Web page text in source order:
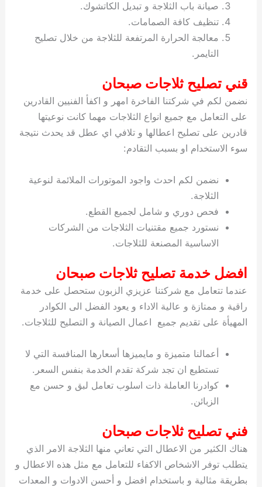
صيانة باب الثلاجة و تبديل الكاتشوك.
تنظيف كافة الصمامات.
معالجة الحرارة المرتفعة للثلاجة من خلال تصليح
التايمر.
قني تصليح ثلاجات صبحان
نضمن لكم في شركتنا الفاخرة امهر و اكفأ الفنيين القادرين
على التعامل مع جميع انواع الثلاجات مهما كانت نوعيتها
قادرين على تصليح اعطالها و تلافي اي عطل قد يحدث نتيجة
سوء الاستخدام او بسبب التقادم:
نضمن لكم احدث واجود الموتورات الملائمة لنوعية
الثلاجة.
فحص دوري و شامل لجميع القطع.
نستورد جميع مقتنيات الثلاجات من الشركات
الاساسية المصنعة للثلاجات.
افضل خدمة تصليح ثلاجات صبحان
عندما تتعامل مع شركتنا عزيزي الزبون ستحصل على خدمة
راقية و ممتازة و عالية الاداء و يعود الفضل الى الكوادر
المهيأة على تقديم جميع اعمال الصيانة و التصليح للثلاجات.
أعمالنا متميزة و مايميزها أسعارها المنافسة التي لا
تستطيع ان تجد شركة تقدم الخدمة بنفس السعر.
كوادرنا العاملة ذات اسلوب تعامل لبق و حسن مع
الزبائن.
فني تصليح ثلاجات صبحان
هناك الكثير من الاعطال التي تعاني منها الثلاجة الامر الذي
يتطلب توفر الاشخاص الاكفاء للتعامل مع مثل هذه الاعطال و
بطريقة مثالية و باستخدام افضل و أحسن الادوات و المعدات